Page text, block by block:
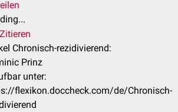
Zitieren
Chronisch-rezidivierend:
Prinz
unter:
flexikon.doccheck.com/de/Chronisch-